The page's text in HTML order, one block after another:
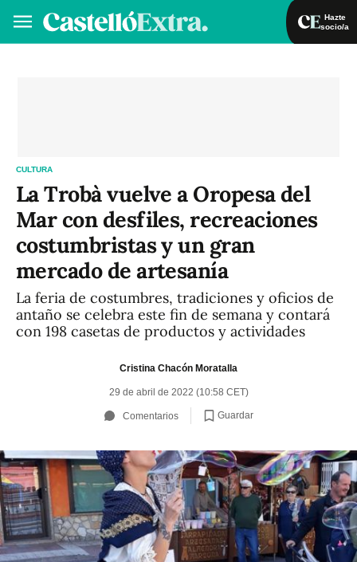
Hazte
socio/a
CULTURA
La Trobà vuelve a Oropesa del
Mar con desfiles, recreaciones
costumbristas y un gran
mercado de artesanía
La feria de costumbres, tradiciones y oficios de
antaño se celebra este fin de semana y contará
con 198 casetas de productos y actividades
Cristina Chacón Moratalla
29 de abril de 2022 (10:58 CET)
Comentarios Guardar